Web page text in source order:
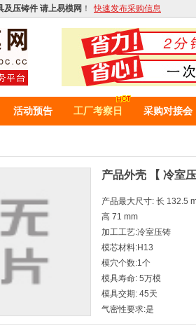
及压铸件 请上易模网 ！ 快速发布采购信息
活动预告 工厂考察日 采购对接会
产品外壳 【 冷室
产品最大尺寸: 长 132.5
高 71 mm
加工工艺:冷室压铸
模芯材料:H13
模穴个数:1个
模具寿命: 5万模
模具交期: 45天
气密性要求:是